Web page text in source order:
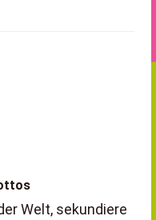
Welt, sekundiere